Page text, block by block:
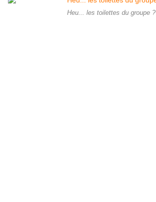
Heu... les toilettes du groupe ?